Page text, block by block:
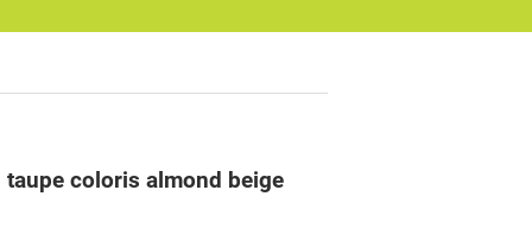
taupe coloris almond beige